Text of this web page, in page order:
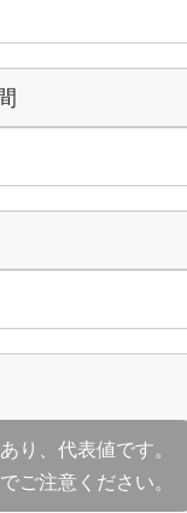
り、代表値です。
ご注意ください。